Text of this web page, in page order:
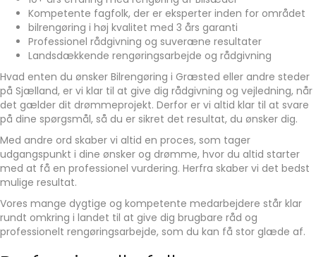
Kompetente fagfolk, der er eksperter inden for området
bilrengøring i høj kvalitet med 3 års garanti
Professionel rådgivning og suveræne resultater
Landsdækkende rengøringsarbejde og rådgivning
Hvad enten du ønsker Bilrengøring i Græsted eller andre steder
på Sjælland, er vi klar til at give dig rådgivning og vejledning, når
det gælder dit drømmeprojekt. Derfor er vi altid klar til at svare
på dine spørgsmål, så du er sikret det resultat, du ønsker dig.
Med andre ord skaber vi altid en proces, som tager
udgangspunkt i dine ønsker og drømme, hvor du altid starter
med at få en professionel vurdering. Herfra skaber vi det bedst
mulige resultat.
Vores mange dygtige og kompetente medarbejdere står klar
rundt omkring i landet til at give dig brugbare råd og
professionelt rengøringsarbejde, som du kan få stor glæde af.